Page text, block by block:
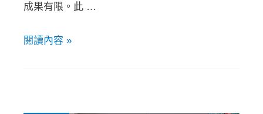
成果有限。此 …
閱讀內容 »